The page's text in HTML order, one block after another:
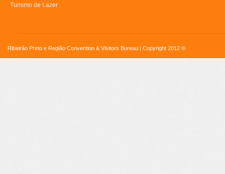
Turismo de Lazer
Ribeirão Preto e Região Convention & Visitors Bureau | Copyright 2012 ©